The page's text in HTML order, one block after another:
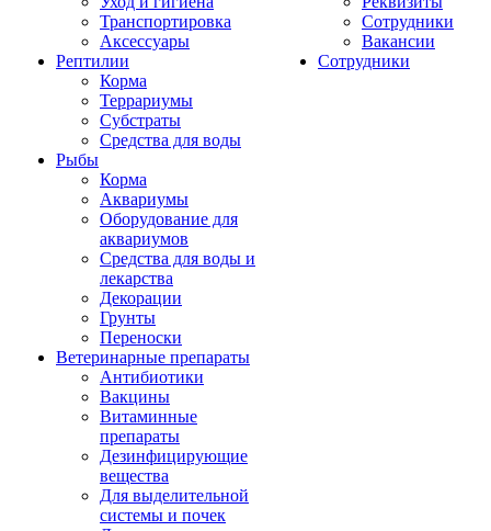
Транспортировка
Аксессуары
Рептилии
Корма
Террариумы
Субстраты
Средства для воды
Рыбы
Корма
Аквариумы
Оборудование для
аквариумов
Средства для воды и
лекарства
Декорации
Грунты
Переноски
Ветеринарные препараты
Антибиотики
Вакцины
Витаминные
препараты
Дезинфицирующие
вещества
Для выделительной
системы и почек
Сотрудники
Вакансии
Сотрудники